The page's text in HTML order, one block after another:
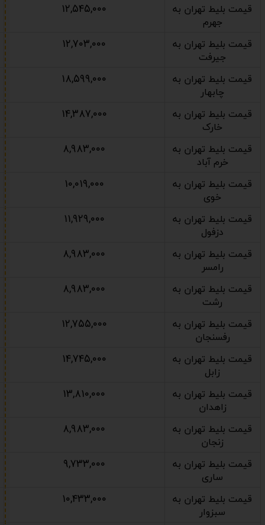
قیمت بلیط تهران به
جهرم
۱۲,۵۴۵,۰۰۰
قیمت بلیط تهران به
جیرفت
۱۲,۷۰۳,۰۰۰
قیمت بلیط تهران به
چابهار
۱۸,۵۹۹,۰۰۰
قیمت بلیط تهران به
خارک
۱۴,۳۸۷,۰۰۰
قیمت بلیط تهران به
خرم آباد
۸,۹۸۳,۰۰۰
قیمت بلیط تهران به
خوی
۱۰,۰۱۹,۰۰۰
قیمت بلیط تهران به
دزفول
۱۱,۹۲۹,۰۰۰
قیمت بلیط تهران به
رامسر
۸,۹۸۳,۰۰۰
قیمت بلیط تهران به
رشت
۸,۹۸۳,۰۰۰
قیمت بلیط تهران به
رفسنجان
۱۲,۷۵۵,۰۰۰
قیمت بلیط تهران به
زابل
۱۴,۷۴۵,۰۰۰
قیمت بلیط تهران به
زاهدان
۱۳,۸۱۰,۰۰۰
قیمت بلیط تهران به
زنجان
۸,۹۸۳,۰۰۰
قیمت بلیط تهران به
ساری
۹,۷۳۳,۰۰۰
قیمت بلیط تهران به
سبزوار
۱۰,۴۳۳,۰۰۰